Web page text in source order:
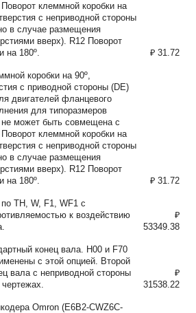
клеммной коробки на
с неприводной стороны
в случае размещения
вверх). R12 Поворот
на 180º.
₽ 31.72
коробки на 90º,
с приводной стороны (DE)
двигателей фланцевого
для типоразмеров
не может быть совмещена с
клеммной коробки на
с неприводной стороны
в случае размещения
вверх). R12 Поворот
на 180º.
₽ 31.72
TH, W, F1, WF1 с
к воздействию
₽
53349.38
конец вала. H00 и F70
с этой опцией. Второй
вала с неприводной стороны
чертежах.
₽
31538.22
Omron (E6B2-CWZ6C-